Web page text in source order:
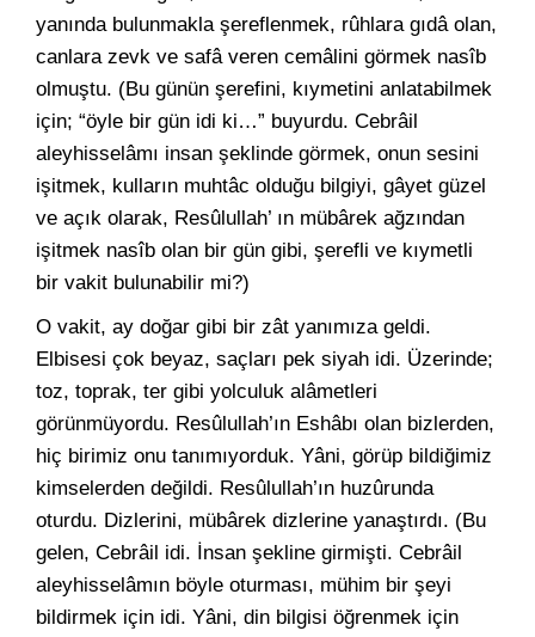
yanında bulunmakla şereflenmek, rûhlara gıdâ olan,
canlara zevk ve safâ veren cemâlini görmek nasîb
olmuştu. (Bu günün şerefini, kıymetini anlatabilmek
için; “öyle bir gün idi ki…” buyurdu. Cebrâil
aleyhisselâmı insan şeklinde görmek, onun sesini
işitmek, kulların muhtâc olduğu bilgiyi, gâyet güzel
ve açık olarak, Resûlullah’ ın mübârek ağzından
işitmek nasîb olan bir gün gibi, şerefli ve kıymetli
bir vakit bulunabilir mi?)
O vakit, ay doğar gibi bir zât yanımıza geldi.
Elbisesi çok beyaz, saçları pek siyah idi. Üzerinde;
toz, toprak, ter gibi yolculuk alâmetleri
görünmüyordu. Resûlullah’ın Eshâbı olan bizlerden,
hiç birimiz onu tanımıyorduk. Yâni, görüp bildiğimiz
kimselerden değildi. Resûlullah’ın huzûrunda
oturdu. Dizlerini, mübârek dizlerine yanaştırdı. (Bu
gelen, Cebrâil idi. İnsan şekline girmişti. Cebrâil
aleyhisselâmın böyle oturması, mühim bir şeyi
bildirmek için idi. Yâni, din bilgisi öğrenmek için